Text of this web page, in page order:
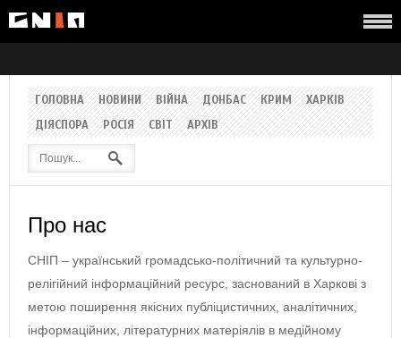
ГОЛОВНА НОВИНИ ВІЙНА ДОНБАС КРИМ
ХАРКІВ
ДІЯСПОРА
РОСІЯ СВІТ АРХІВ
Про нас
СНІП – український громадсько-політичний та культурно-
релігійний інформаційний ресурс, заснований в Харкові з
метою поширення якісних публіцистичних, аналітичних,
інформаційних, літературних матеріялів в медійному